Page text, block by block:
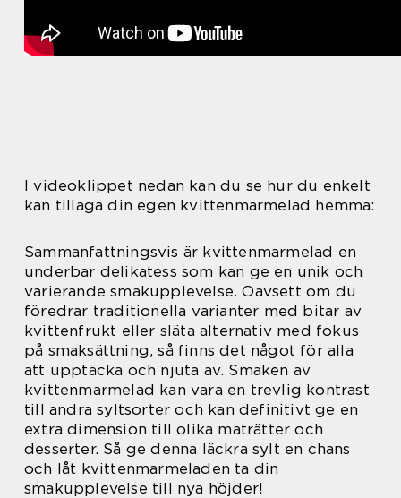
I videoklippet nedan kan du se hur du enkelt
kan tillaga din egen kvittenmarmelad hemma:
Sammanfattningsvis är kvittenmarmelad en
underbar delikatess som kan ge en unik och
varierande smakupplevelse. Oavsett om du
föredrar traditionella varianter med bitar av
kvittenfrukt eller släta alternativ med fokus
på smaksättning, så finns det något för alla
att upptäcka och njuta av. Smaken av
kvittenmarmelad kan vara en trevlig kontrast
till andra syltsorter och kan definitivt ge en
extra dimension till olika maträtter och
desserter. Så ge denna läckra sylt en chans
och låt kvittenmarmeladen ta din
smakupplevelse till nya höjder!